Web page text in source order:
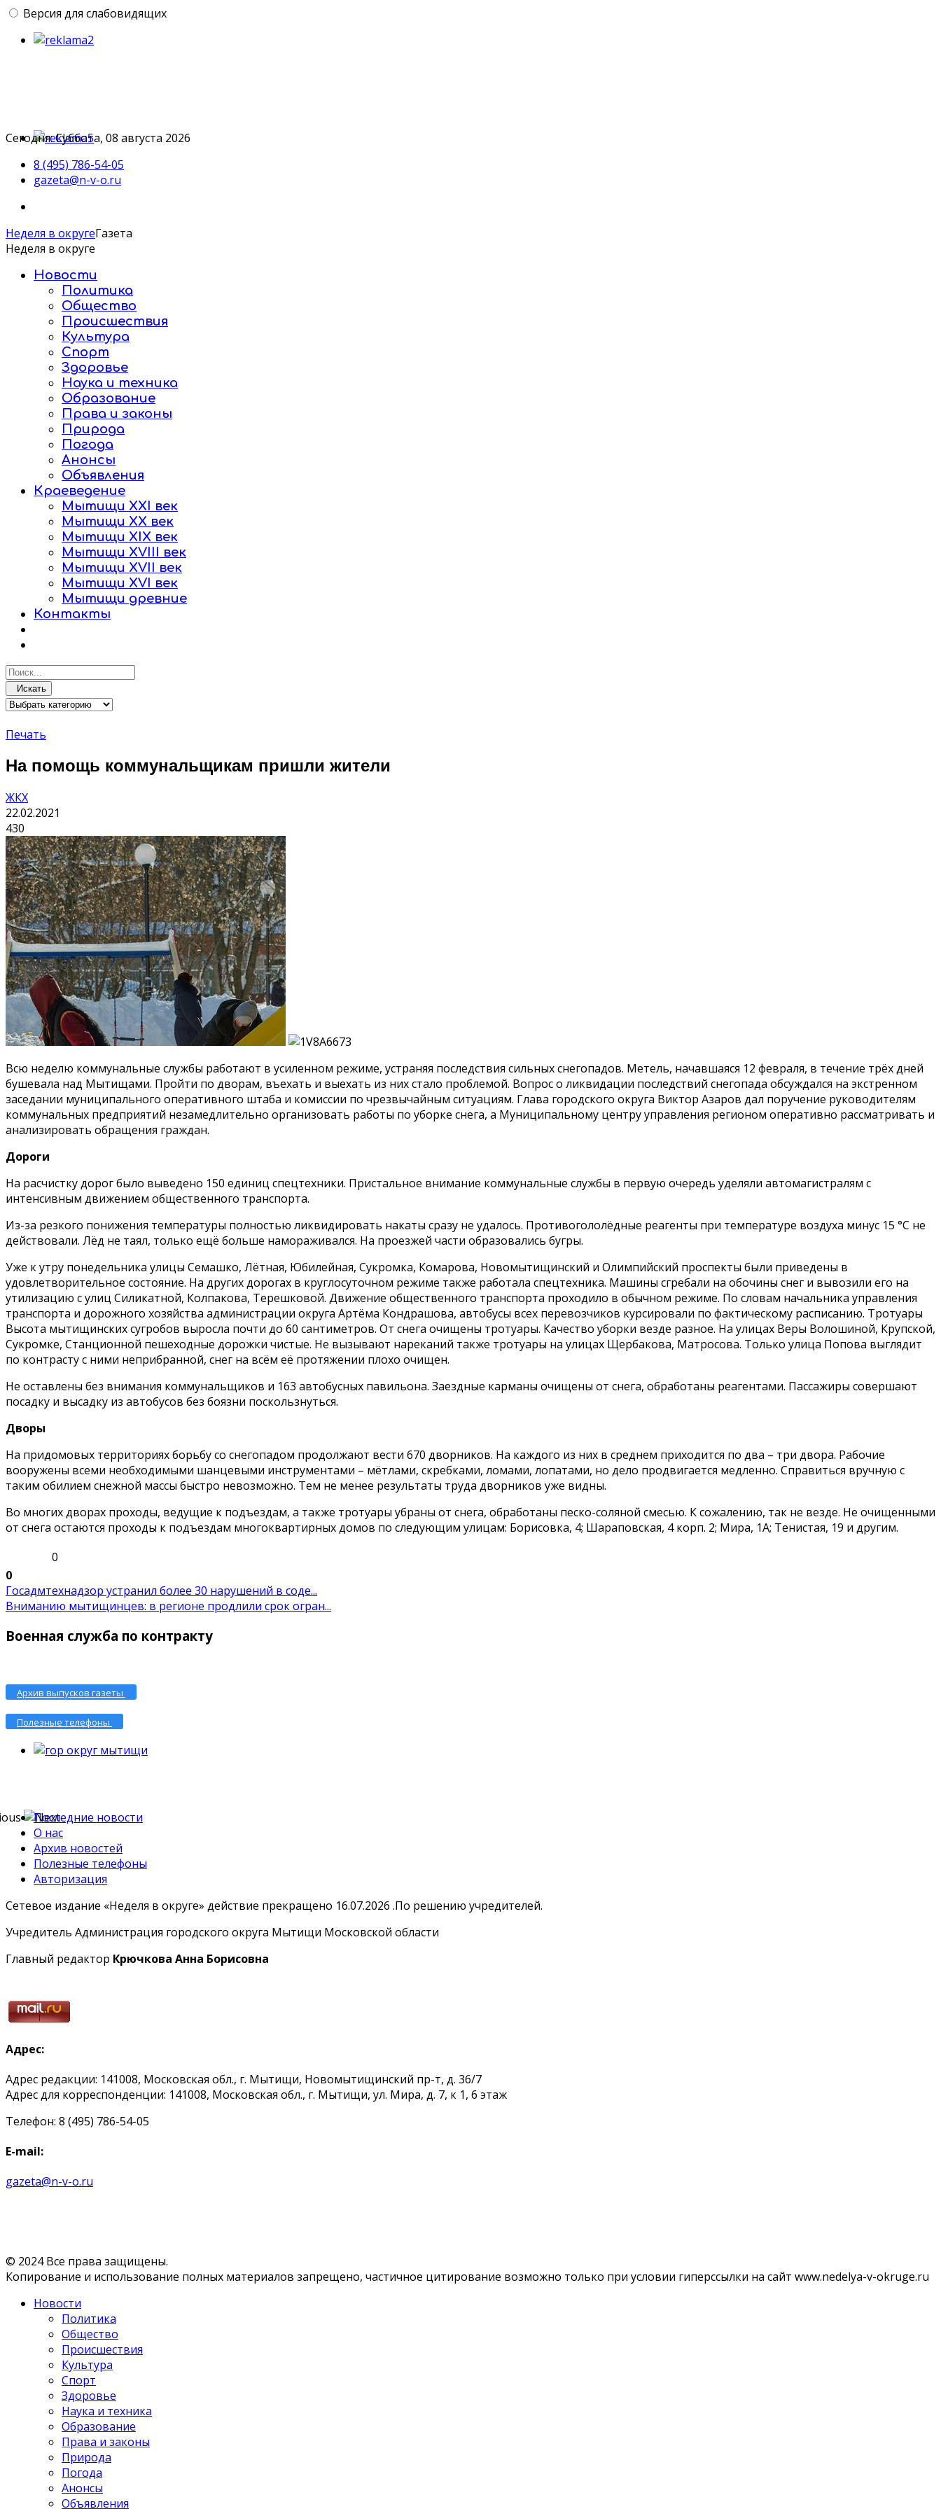
Версия для слабовидящих
Сегодня: Суббота, 08 августа 2026
8 (495) 786-54-05
gazeta@n-v-o.ru
Неделя в округеГазета
Неделя в округе
Новости
Политика
Общество
Происшествия
Культура
Спорт
Здоровье
Наука и техника
Образование
Права и законы
Природа
Погода
Анонсы
Объявления
Краеведение
Мытищи XXI век
Мытищи XX век
Мытищи XIX век
Мытищи XVIII век
Мытищи XVII век
Мытищи XVI век
Мытищи древние
Контакты
Искать
Печать
На помощь коммунальщикам пришли жители
ЖКХ
22.02.2021
430
Всю неделю коммунальные службы работают в усиленном режиме, устраняя последствия сильных снегопадов. Метель, начавшаяся 12 февраля, в течение трёх дней
бушевала над Мытищами. Пройти по дворам, въехать и выехать из них стало проблемой. Вопрос о ликвидации последствий снегопада обсуждался на экстренном
заседании муниципального оперативного штаба и комиссии по чрезвычайным ситуациям. Глава городского округа Виктор Азаров дал поручение руководителям
коммунальных предприятий незамедлительно организовать работы по уборке снега, а Муниципальному центру управления регионом оперативно рассматривать и
анализировать обращения граждан.
Дороги
На расчистку дорог было выведено 150 единиц спецтехники. Пристальное внимание коммунальные службы в первую очередь уделяли автомагистралям с
интенсивным движением общественного транспорта.
Из-за резкого понижения температуры полностью ликвидировать накаты сразу не удалось. Противогололёдные реагенты при температуре воздуха минус 15 °С не
действовали. Лёд не таял, только ещё больше намораживался. На проезжей части образовались бугры.
Уже к утру понедельника улицы Семашко, Лётная, Юбилейная, Сукромка, Комарова, Новомытищинский и Олимпийский проспекты были приведены в
удовлетворительное состояние. На других дорогах в круглосуточном режиме также работала спецтехника. Машины сгребали на обочины снег и вывозили его на
утилизацию с улиц Силикатной, Колпакова, Терешковой. Движение общественного транспорта проходило в обычном режиме. По словам начальника управления
транспорта и дорожного хозяйства администрации округа Артёма Кондрашова, автобусы всех перевозчиков курсировали по фактическому расписанию. Тротуары
Высота мытищинских сугробов выросла почти до 60 сантиметров. От снега очищены тротуары. Качество уборки везде разное. На улицах Веры Волошиной, Крупской,
Сукромке, Станционной пешеходные дорожки чистые. Не вызывают нареканий также тротуары на улицах Щербакова, Матросова. Только улица Попова выглядит
по контрасту с ними неприбранной, снег на всём её протяжении плохо очищен.
Не оставлены без внимания коммунальщиков и 163 автобусных павильона. Заездные карманы очищены от снега, обработаны реагентами. Пассажиры совершают
посадку и высадку из автобусов без боязни поскользнуться.
Дворы
На придомовых территориях борьбу со снегопадом продолжают вести 670 дворников. На каждого из них в среднем приходится по два – три двора. Рабочие
вооружены всеми необходимыми шанцевыми инструментами – мётлами, скребками, ломами, лопатами, но дело продвигается медленно. Справиться вручную с
таким обилием снежной массы быстро невозможно. Тем не менее результаты труда дворников уже видны.
Во многих дворах проходы, ведущие к подъездам, а также тротуары убраны от снега, обработаны песко-соляной смесью. К сожалению, так не везде. Не очищенными
от снега остаются проходы к подъездам многоквартирных домов по следующим улицам: Борисовка, 4; Шараповская, 4 корп. 2; Мира, 1А; Тенистая, 19 и другим.
0
0
Госадмтехнадзор устранил более 30 нарушений в соде...
Вниманию мытищинцев: в регионе продлили срок огран...
Военная служба по контракту
Архив выпусков газеты
Полезные телефоны
Последние новости
О нас
Архив новостей
Полезные телефоны
Авторизация
Сетевое издание «Неделя в округе» действие прекращено 16.07.2026 .По решению учредителей.
Учредитель Администрация городского округа Мытищи Московской области
Главный редактор Крючкова Анна Борисовна
Адрес:
Адрес редакции: 141008, Московская обл., г. Мытищи, Новомытищинский пр-т, д. 36/7
Адрес для корреспонденции: 141008, Московская обл., г. Мытищи, ул. Мира, д. 7, к 1, 6 этаж
Телефон: 8 (495) 786-54-05
E-mail:
gazeta@n-v-o.ru
© 2024 Все права защищены.
Копирование и использование полных материалов запрещено, частичное цитирование возможно только при условии гиперссылки на сайт www.nedelya-v-okruge.ru
Новости
Политика
Общество
Происшествия
Культура
Спорт
Здоровье
Наука и техника
Образование
Права и законы
Природа
Погода
Анонсы
Объявления